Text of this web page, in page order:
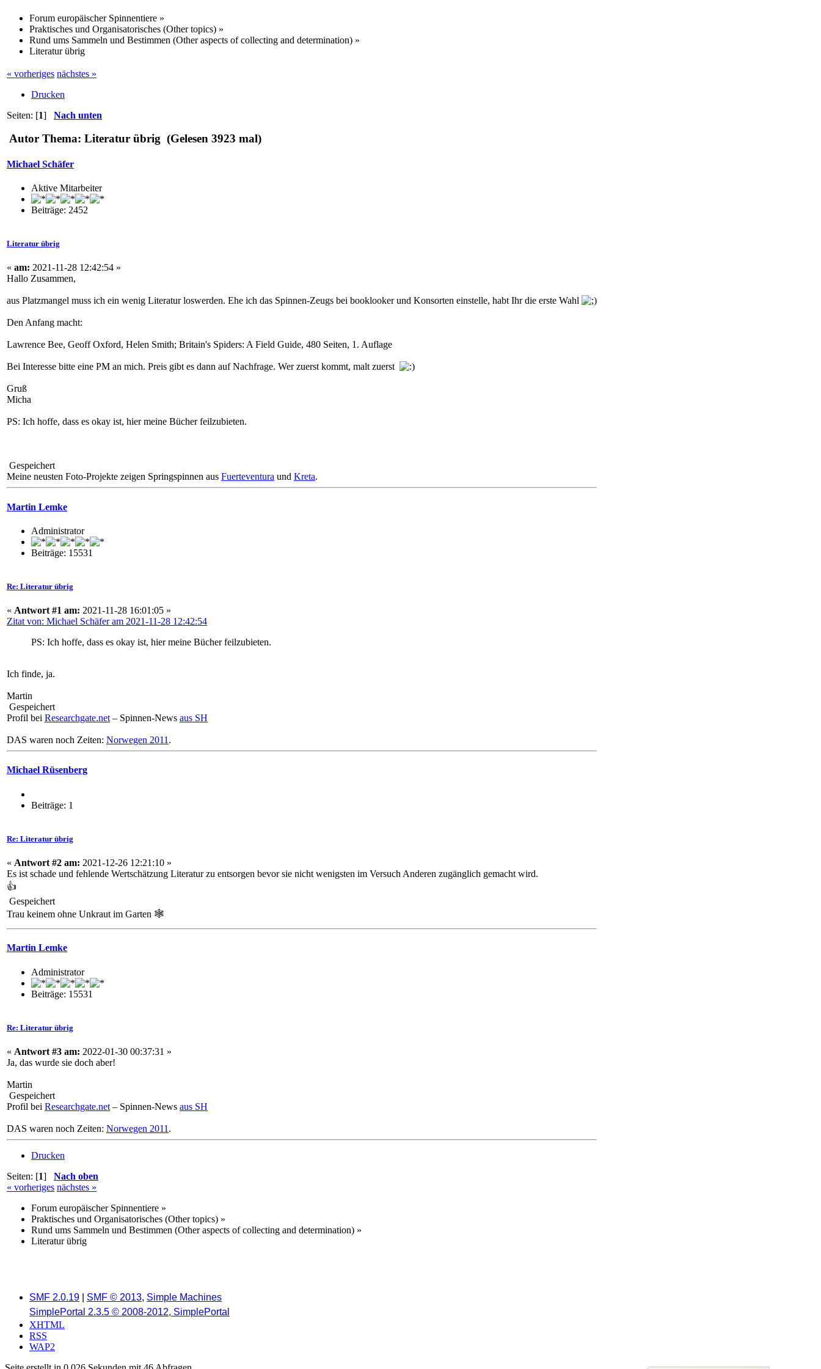
Forum europäischer Spinnentiere »
Praktisches und Organisatorisches (Other topics) »
Rund ums Sammeln und Bestimmen (Other aspects of collecting and determination) »
Literatur übrig
« vorheriges nächstes »
Drucken
Seiten: [1] Nach unten
Autor Thema: Literatur übrig (Gelesen 3923 mal)
Michael Schäfer
Aktive Mitarbeiter
Beiträge: 2452
Literatur übrig
« am: 2021-11-28 12:42:54 »
Hallo Zusammen,
aus Platzmangel muss ich ein wenig Literatur loswerden. Ehe ich das Spinnen-Zeugs bei booklooker und Konsorten einstelle, habt Ihr die erste Wahl
Den Anfang macht:
Lawrence Bee, Geoff Oxford, Helen Smith; Britain's Spiders: A Field Guide, 480 Seiten, 1. Auflage
Bei Interesse bitte eine PM an mich. Preis gibt es dann auf Nachfrage. Wer zuerst kommt, malt zuerst
Gruß
Micha
PS: Ich hoffe, dass es okay ist, hier meine Bücher feilzubieten.
Gespeichert
Meine neusten Foto-Projekte zeigen Springspinnen aus Fuerteventura und Kreta.
Martin Lemke
Administrator
Beiträge: 15531
Re: Literatur übrig
« Antwort #1 am: 2021-11-28 16:01:05 »
Zitat von: Michael Schäfer am 2021-11-28 12:42:54
PS: Ich hoffe, dass es okay ist, hier meine Bücher feilzubieten.
Ich finde, ja.
Martin
Gespeichert
Profil bei Researchgate.net – Spinnen-News aus SH
DAS waren noch Zeiten: Norwegen 2011 .
Michael Rüsenberg
Beiträge: 1
Re: Literatur übrig
« Antwort #2 am: 2021-12-26 12:21:10 »
Es ist schade und fehlende Wertschätzung Literatur zu entsorgen bevor sie nicht wenigsten im Versuch Anderen zugänglich gemacht wird.
👍
Gespeichert
Trau keinem ohne Unkraut im Garten 🕸️
Martin Lemke
Administrator
Beiträge: 15531
Re: Literatur übrig
« Antwort #3 am: 2022-01-30 00:37:31 »
Ja, das wurde sie doch aber!
Martin
Gespeichert
Profil bei Researchgate.net – Spinnen-News aus SH
DAS waren noch Zeiten: Norwegen 2011 .
Drucken
Seiten: [1] Nach oben
« vorheriges nächstes »
Forum europäischer Spinnentiere »
Praktisches und Organisatorisches (Other topics) »
Rund ums Sammeln und Bestimmen (Other aspects of collecting and determination) »
Literatur übrig
SMF 2.0.19 SMF © 2013, Simple Machines
SimplePortal 2.3.5 © 2008-2012, SimplePortal
XHTML
RSS
WAP2